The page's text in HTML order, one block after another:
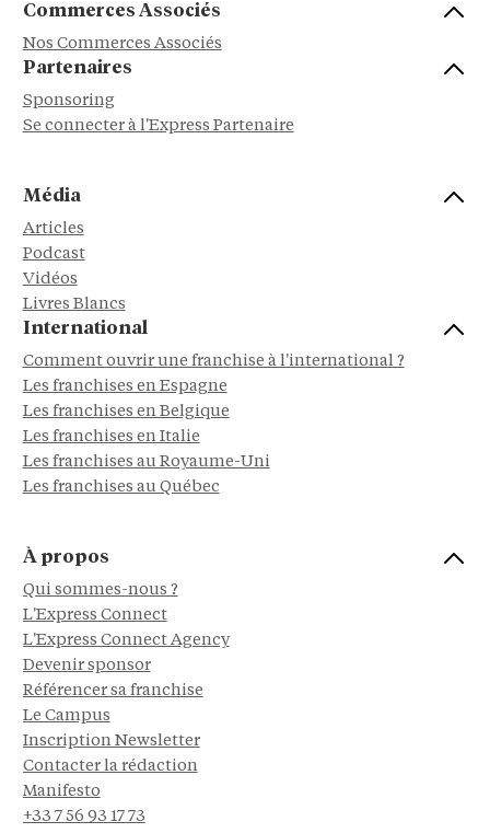
Commerces Associés
Nos Commerces Associés
Partenaires
Sponsoring
Se connecter à l'Express Partenaire
Média
Articles
Podcast
Vidéos
Livres Blancs
International
Comment ouvrir une franchise à l'international ?
Les franchises en Espagne
Les franchises en Belgique
Les franchises en Italie
Les franchises au Royaume-Uni
Les franchises au Québec
À propos
Qui sommes-nous ?
L'Express Connect
L'Express Connect Agency
Devenir sponsor
Référencer sa franchise
Le Campus
Inscription Newsletter
Contacter la rédaction
Manifesto
+33 7 56 93 17 73